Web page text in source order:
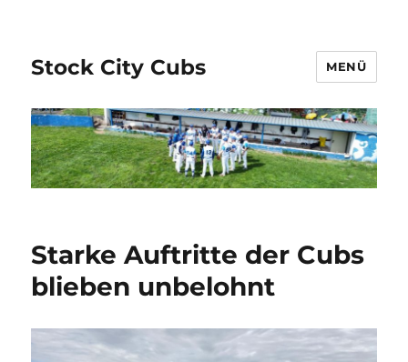
Stock City Cubs MENÜ
Starke Auftritte der Cubs
blieben unbelohnt